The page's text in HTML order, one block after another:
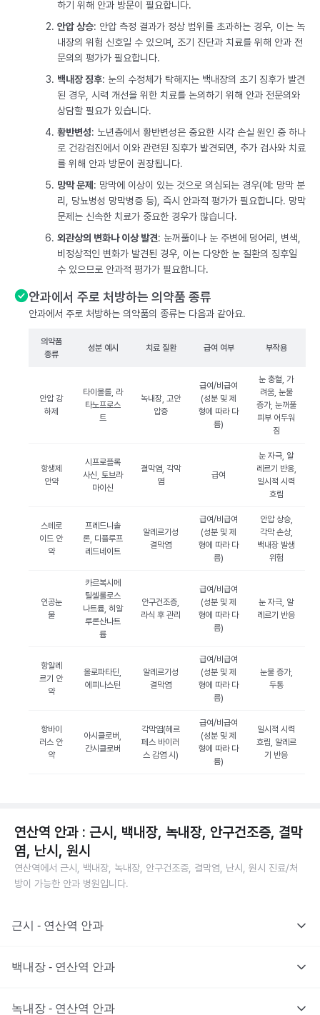
하기 위해 안과 방문이 필요합니다.
안압 상승: 안압 측정 결과가 정상 범위를 초과하는 경우, 이는 녹
내장의 위험 신호일 수 있으며, 조기 진단과 치료를 위해 안과 전
문의의 평가가 필요합니다.
백내장 징후: 눈의 수정체가 탁해지는 백내장의 초기 징후가 발견
된 경우, 시력 개선을 위한 치료를 논의하기 위해 안과 전문의와
상담할 필요가 있습니다.
황반변성: 노년층에서 황반변성은 중요한 시각 손실 원인 중 하나
로 건강검진에서 이와 관련된 징후가 발견되면, 추가 검사와 치료
를 위해 안과 방문이 권장됩니다.
망막 문제 : 망막에 이상이 있는 것으로 의심되는 경우(예: 망막 분
리, 당뇨병성 망막병증 등), 즉시 안과적 평가가 필요합니다. 망막
문제는 신속한 치료가 중요한 경우가 많습니다.
외관상의 변화나 이상 발견: 눈꺼풀이나 눈 주변에 덩어리, 변색,
비정상적인 변화가 발견된 경우, 이는 다양한 눈 질환의 징후일
수 있으므로 안과적 평가가 필요합니다.
안과에서 주로 처방하는 의약품 종류
안과에서 주로 처방하는 의약품의 종류는 다음과 같아요.
의약품
종류
성분 예시 치료 질환 급여 여부 부작용
안압 강
하제
타이몰롤, 라
타노프로스
트
녹내장, 고안
압증
급여/비급여
(성분 및 제
형에 따라 다
름)
눈 충혈, 가
려움, 눈물
증가, 눈꺼풀
피부 어두워
짐
항생제
안약
시프로플록
사신, 토브라
마이신
결막염, 각막
염
급여
눈 자극, 알
레르기 반응,
일시적 시력
흐림
스테로
이드 안
약
프레드니솔
론, 디플루프
레드네이트
알레르기성
결막염
급여/비급여
(성분 및 제
형에 따라 다
름)
안압 상승,
각막 손상,
백내장 발생
위험
인공눈
물
카르복시메
틸셀룰로스
나트륨, 히알
루론산나트
륨
안구건조증,
라식 후 관리
급여/비급여
(성분 및 제
형에 따라 다
름)
눈 자극, 알
레르기 반응
항알레
르기 안
약
올로파타딘,
에피나스틴
알레르기성
결막염
급여/비급여
(성분 및 제
형에 따라 다
름)
눈물 증가,
두통
항바이
러스 안
약
아시클로버,
간시클로버
각막염(헤르
페스 바이러
스 감염 시)
급여/비급여
(성분 및 제
형에 따라 다
름)
일시적 시력
흐림, 알레르
기 반응
연산역 안과 : 근시, 백내장, 녹내장, 안구건조증, 결막
염, 난시, 원시
연산역에서 근시, 백내장, 녹내장, 안구건조증, 결막염, 난시, 원시 진료/처
방이 가능한 안과 병원입니다.
근시 - 연산역 안과
백내장 - 연산역 안과
녹내장 - 연산역 안과